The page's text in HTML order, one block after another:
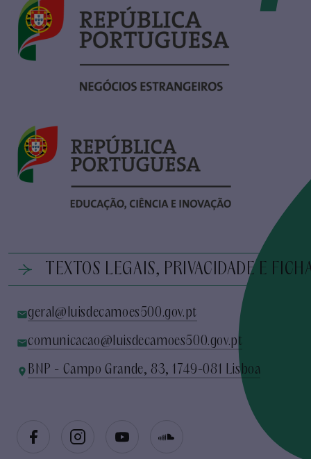
TEXTOS LEGAIS, PRIVACIDADE E
geral@luisdecamoes500.gov.pt
comunicacao@luisdecamoes500.gov.pt
BNP - Campo Grande, 83, 1749-081 Lisboa